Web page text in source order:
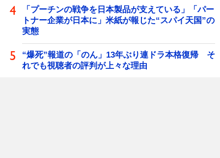
「プーチンの戦争を日本製品が支えている」「パー
トナー企業が日本に」米紙が報じた“スパイ天国”の
実態
“爆死”報道の「のん」13年ぶり連ドラ本格復帰 そ
れでも視聴者の評判が上々な理由